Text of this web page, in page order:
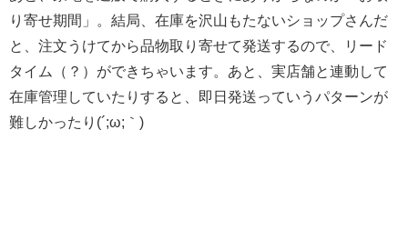
り寄せ期間」。結局、在庫を沢山もたないショップさんだ
と、注文うけてから品物取り寄せて発送するので、リード
タイム（？）ができちゃいます。あと、実店舗と連動して
在庫管理していたりすると、即日発送っていうパターンが
難しかったり(´;ω;｀)